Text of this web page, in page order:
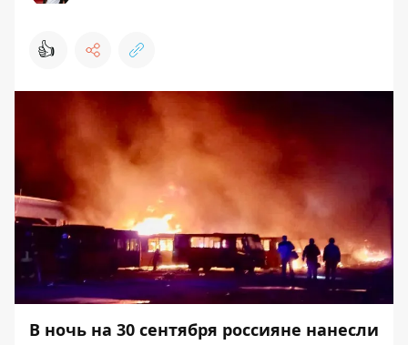
👍
В ночь на 30 сентября россияне нанесли